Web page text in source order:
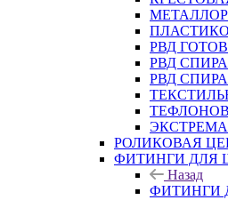
РВД
РВД
РВД
РОЛИКОВАЯ
ФИТИНГИ ДЛЯ
Назад
ФИТИНГИ